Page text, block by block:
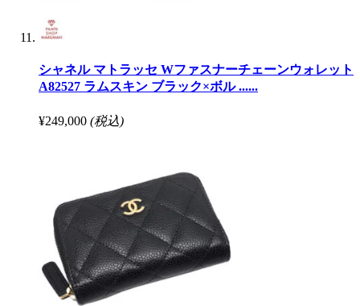
シャネル マトラッセ Wファスナーチェーンウォレット
A82527 ラムスキン ブラック×ボル ......
¥249,000 (税込)